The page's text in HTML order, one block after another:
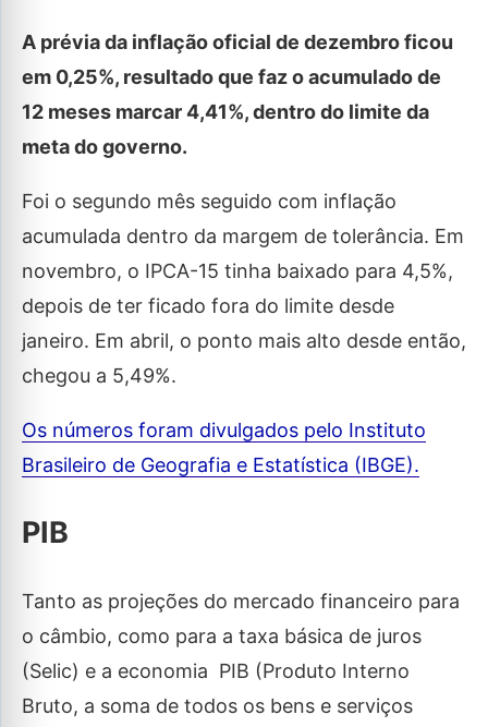
A prévia da inflação oficial de dezembro ficou
em 0,25%, resultado que faz o acumulado de
12 meses marcar 4,41%, dentro do limite da
meta do governo.
Foi o segundo mês seguido com inflação
acumulada dentro da margem de tolerância. Em
novembro, o IPCA-15 tinha baixado para 4,5%,
depois de ter ficado fora do limite desde
janeiro. Em abril, o ponto mais alto desde então,
chegou a 5,49%.
Os números foram divulgados pelo Instituto
Brasileiro de Geografia e Estatística (IBGE).
PIB
Tanto as projeções do mercado financeiro para
o câmbio, como para a taxa básica de juros
(Selic) e a economia PIB (Produto Interno
Bruto, a soma de todos os bens e serviços